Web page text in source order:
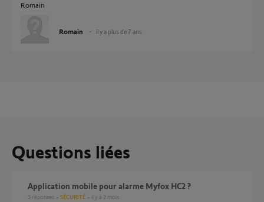
Romain
Romain il y a plus de 7 ans
Questions liées
Application mobile pour alarme Myfox HC2 ?
3 réponses SÉCURITÉ il y a 2 mois